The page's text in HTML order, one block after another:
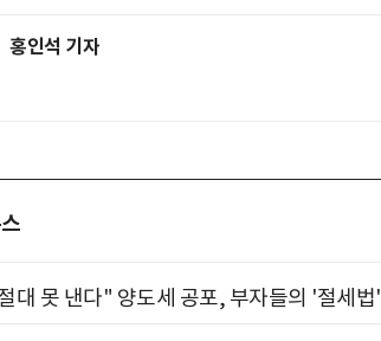
홍인석 기자
대 못 낸다" 양도세 공포, 부자들의 '절세법'